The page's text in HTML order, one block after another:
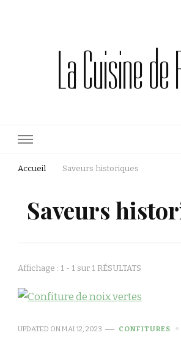
La Cuisine
Accueil Saveurs historiques
Saveurs
Affichage : 1 - 1 sur 1 RÉSULTATS
UPDATED ONMAI 12, 2023 CONFITURES